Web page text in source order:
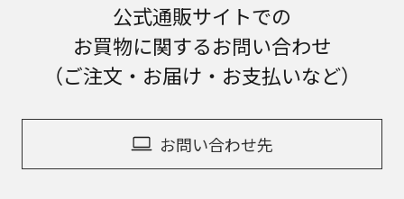
公式通販サイトでの
お買物に関するお問い合わせ
（ご注文・お届け・お支払いなど）
お問い合わせ先